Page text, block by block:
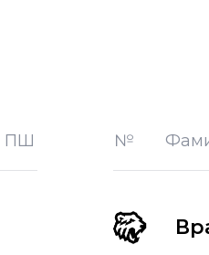
+1 — шайба забитая в
шайба забитая в
ПШ №